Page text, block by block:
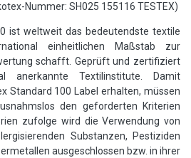
Nummer: SH025 155116 TESTEX)
ist weltweit das bedeutendste textile
einheitlichen Maßstab zur
schafft. Geprüft und zertifiziert
anerkannte Textilinstitute. Damit
Standard 100 Label erhalten, müssen
den geforderten Kriterien
zufolge wird die Verwendung von
Substanzen, Pestiziden
ausgeschlossen bzw. in ihrer